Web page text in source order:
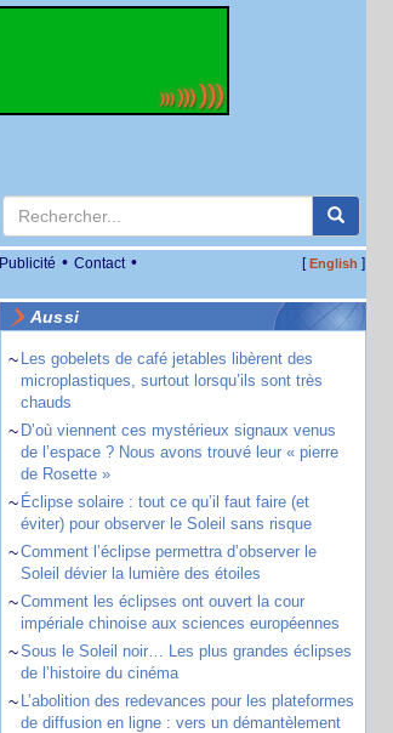
Publicité • Contact • [English ]
Aussi
~ Les gobelets de café jetables libèrent des
microplastiques, surtout lorsqu’ils sont très
chauds
~ D’où viennent ces mystérieux signaux venus
de l’espace ? Nous avons trouvé leur « pierre
de Rosette »
~ Éclipse solaire : tout ce qu’il faut faire (et
éviter) pour observer le Soleil sans risque
~Comment l’éclipse permettra d’observer le
Soleil dévier la lumière des étoiles
~Comment les éclipses ont ouvert la cour
impériale chinoise aux sciences européennes
~Sous le Soleil noir… Les plus grandes éclipses
de l’histoire du cinéma
~ L’abolition des redevances pour les plateformes
de diffusion en ligne : vers un démantèlement